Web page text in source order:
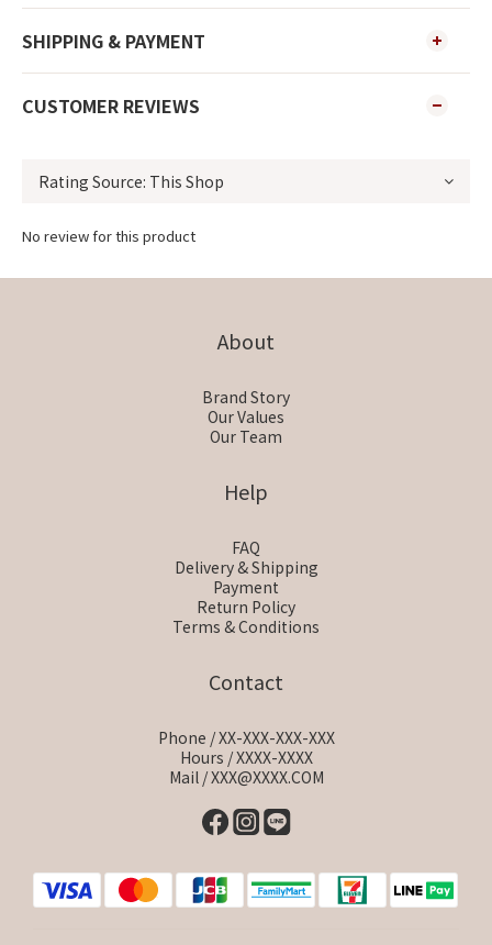
SHIPPING & PAYMENT
CUSTOMER REVIEWS
No review for this product
About
Brand Story
Our Values
Our Team
Help
FAQ
Delivery & Shipping
Payment
Return Policy
Terms & Conditions
Contact
Phone / XX-XXX-XXX-XXX
Hours / XXXX-XXXX
Mail / XXX@XXXX.COM